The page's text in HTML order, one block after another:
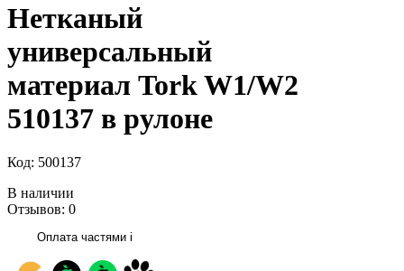
Нетканый
универсальный
материал Tork W1/W2
510137 в рулоне
Код: 500137
В наличии
Отзывов: 0
Оплата частями i